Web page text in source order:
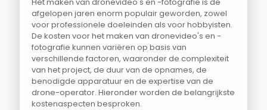
afgelopen jaren enorm populair geworden, zowel
voor professionele doeleinden als voor hobbyisten.
De kosten voor het maken van dronevideo's en -
fotografie kunnen variëren op basis van
verschillende factoren, waaronder de complexiteit
van het project, de duur van de opnames, de
benodigde apparatuur en de expertise van de
drone-operator. Hieronder worden de belangrijkste
kostenaspecten besproken.